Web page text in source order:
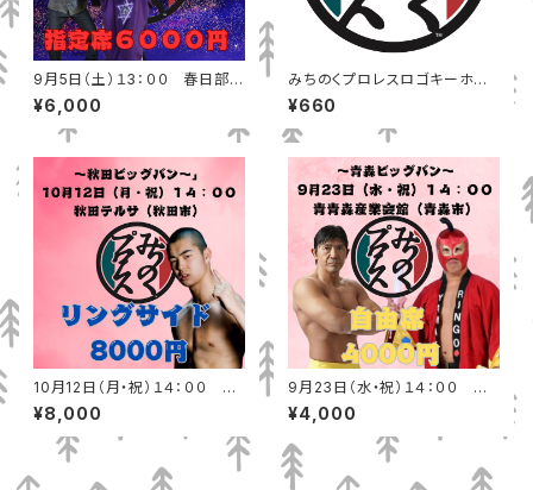
9月5日（土）１3：００ 春日部市
ふれあいキューブ 指定席
¥6,000
みちのくプロレスロゴキーホル
ダー
¥660
10月12日（月・祝）１４：００ 秋
田テルサ（秋田市）リングサイド
¥8,000
9月23日（水・祝）１４：００ 青
森産業会館（青森市） 一般自由
席
¥4,000